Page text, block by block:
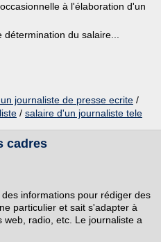
à l'élaboration d'un
du salaire...
journaliste de presse ecrite /
/ salaire d'un journaliste tele
cadres
informations pour rédiger des
particulier et sait s'adapter à
radio, etc. Le journaliste a